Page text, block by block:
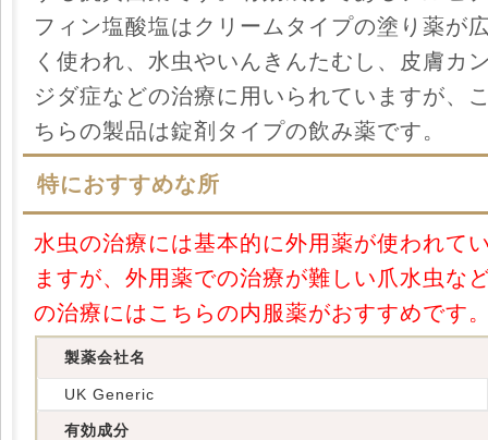
フィン塩酸塩はクリームタイプの塗り薬が
く使われ、水虫やいんきんたむし、皮膚カ
ジダ症などの治療に用いられていますが、
ちらの製品は錠剤タイプの飲み薬です。
特におすすめな所
水虫の治療には基本的に外用薬が使われて
ますが、外用薬での治療が難しい爪水虫な
の治療にはこちらの内服薬がおすすめです
製薬会社名
UK Generic
有効成分